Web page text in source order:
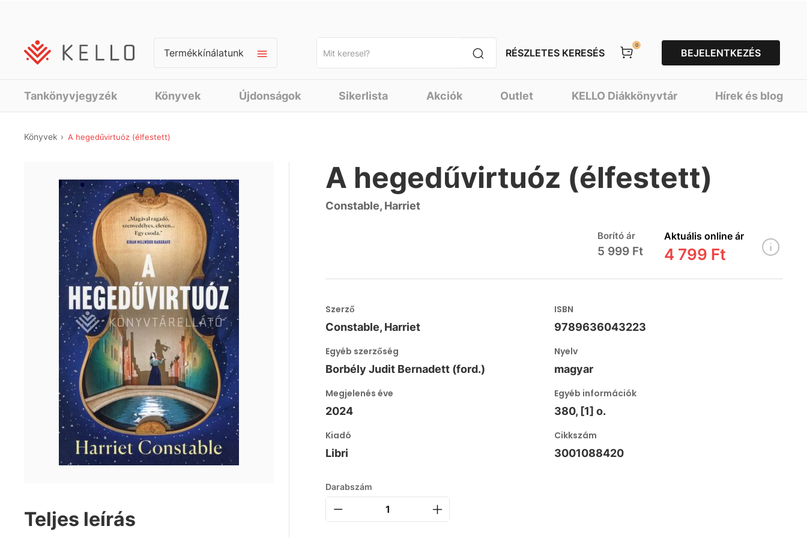
Termékkínálatunk RÉSZLETES KERESÉS
0
BEJELENTKEZÉS
Tankönyvjegyzék Könyvek Újdonságok Sikerlista Akciók Outlet KELLO Diákkönyvtár Hírek és blog
Könyvek A hegedűvirtuóz (élfestett)
Teljes leírás
A hegedűvirtuóz (élfestett)
Constable, Harriet
Borító ár
5 999 Ft
Aktuális online ár
4 799 Ft
Szerző
Constable, Harriet
ISBN
9789636043223
Egyéb szerzőség
Borbély Judit Bernadett (ford.)
Nyelv
magyar
Megjelenés éve
2024
Egyéb információk
380, [1] o.
Kiadó
Libri
Cikkszám
3001088420
Darabszám